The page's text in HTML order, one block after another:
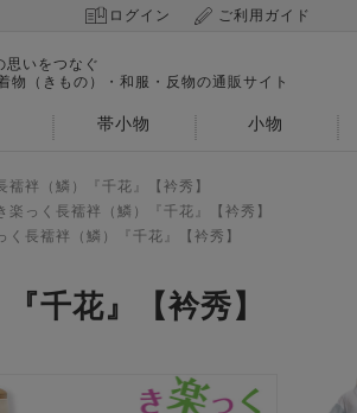
ログイン ご利用ガイド
思いをつなぐ
物（きもの）・和服・反物の通販サイト
帯小物 小物
襦袢（鱗）『千花』【衿秀】
楽っく長襦袢（鱗）『千花』【衿秀】
く長襦袢（鱗）『千花』【衿秀】
千花』【衿秀】